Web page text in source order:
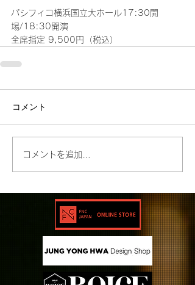
パシフィコ横浜国立大ホール17:30開
場/18:30開演
全席指定 9,500円（税込）
コメント
コメントを追加…